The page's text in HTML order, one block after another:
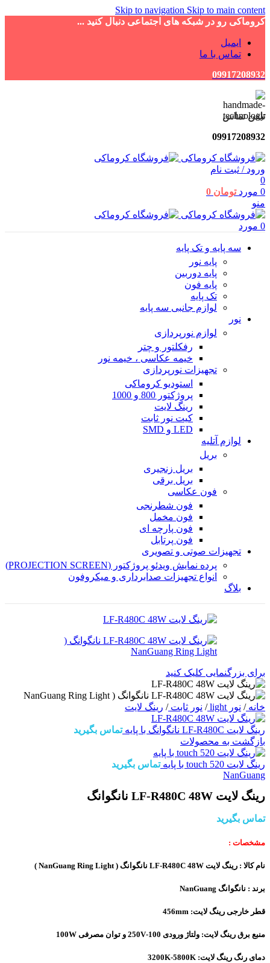
Skip to navigation Skip to main content
کروماکی رو در شبکه های اجتماعی دنبال کنید ...
ایمیل
تماس با ما
09917208932
تلفن تماس
09917208932
ورود / ثبت نام
0
0 مورد تومان
منو
0 مورد
سه پایه و تک پایه
پایه نور
پایه دوربین
پایه فون
تک پایه
لوازم جانبی سه پایه
نور
لوازم نورپردازی
رفکلتور و چتر
خیمه عکاسی ، خیمه نور
تجهیزات نورپردازی
استودیو کروماکی
پروژکتور 800 و 1000
رینگ لایت
کیت نور ثابت
LED و SMD
لوازم آتلیه
بریل
بریل زنجیری
بریل برقی
فون عکاسی
فون شطرنجی
فون مخمل
فون پارچه ای
فون پرتابل
تجهیزات صوتی و تصویری
پرده نمایش ویدئو پروژکتور (PROJECTION SCREEN)
انواع تجهیزات صدابرداری و میکروفون
بلاگ
برای بزرگنمایی کلیک کنید
خانه/ نور light / نور ثابت/ رینگ لایت
رینگ لایت LF-R480C نانگوانگ با پایه
تماس بگیرید
بازگشت به محصولات
رینگ لایت touch 520 با پایه
تماس بگیرید
NanGuang
رینگ لایت LF-R480C 48W نانگوانگ
تماس بگیرید
مشخصات :
نام کالا : رینگ لایت LF-R480C 48W نانگوانگ ( NanGuang Ring Light )
برند : نانگوانگ NanGuang
قطر خارجی رینگ لایت: 456mm
منبع برق رینگ لایت: ولتاژ ورودی 100-250V و توان مصرفی 100W
دمای رنگ رینگ لایت: 3200K-5800K